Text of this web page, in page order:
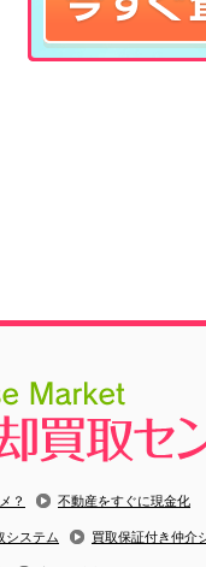
？ 不動産をすぐに現金化
システム 買取保証付き仲介